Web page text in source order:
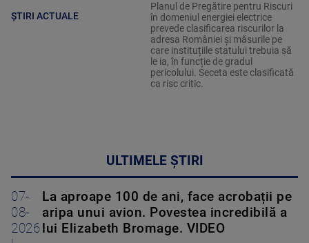
ȘTIRI ACTUALE
Planul de Pregătire pentru Riscuri
în domeniul energiei electrice
prevede clasificarea riscurilor la
adresa României și măsurile pe
care instituțiile statului trebuia să
le ia, în funcție de gradul
pericolului. Seceta este clasificată
ca risc critic.
ULTIMELE ȘTIRI
07-
08-
2026
La aproape 100 de ani, face acrobații pe
aripa unui avion. Povestea incredibilă a
lui Elizabeth Bromage. VIDEO